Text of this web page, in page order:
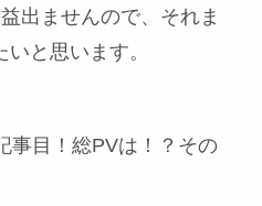
出ませんので、それま
と思います。
事目！総PVは！？その